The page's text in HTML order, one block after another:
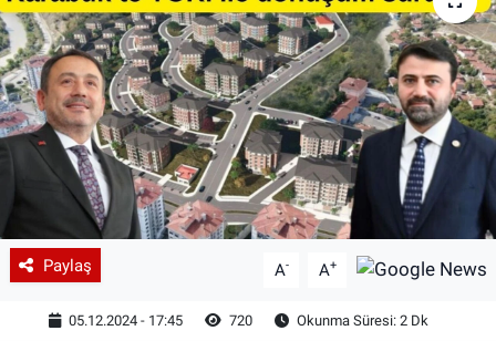
Paylaş A- A+
05.12.2024 - 17:45 720 Okunma Süresi: 2 Dk